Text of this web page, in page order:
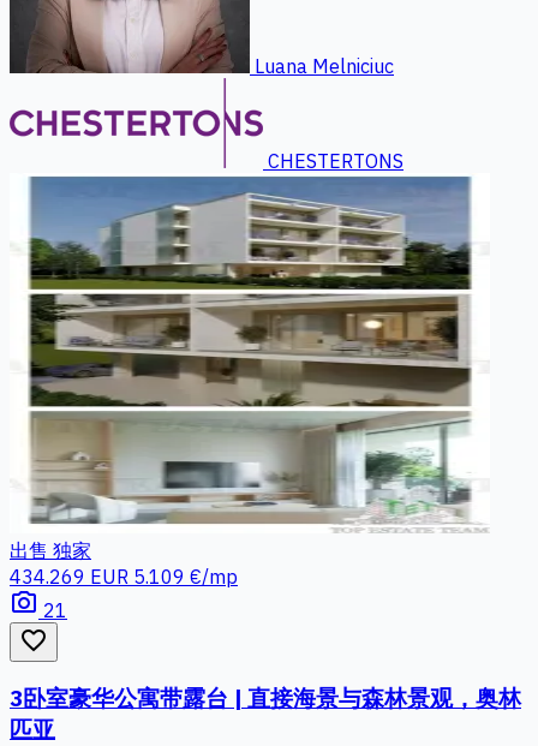
Luana Melniciuc
CHESTERTONS
出售 独家
434.269 EUR 5.109 €/mp
photo_camera 21
favorite_border
3卧室豪华公寓带露台 | 直接海景与森林景观，奥林
匹亚